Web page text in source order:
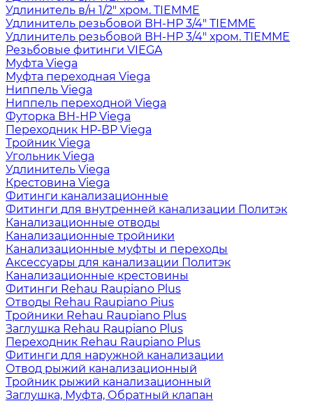
Удлинитель в/н 1/2" хром. TIEMME
Удлинитель резьбовой ВН-НР 3/4" TIEMME
Удлинитель резьбовой ВН-НР 3/4" хром. TIEMME
Резьбовые фитинги VIEGA
Муфта Viega
Муфта переходная Viega
Ниппель Viega
Ниппель переходной Viega
Футорка ВН-НР Viega
Переходник НР-ВР Viega
Тройник Viega
Угольник Viega
Удлинитель Viega
Крестовина Viega
Фитинги канализационные
Фитинги для внутренней канализации Политэк
Канализационные отводы
Канализационные тройники
Канализационные муфты и переходы
Аксессуары для канализации Политэк
Канализационные крестовины
Фитинги Rehau Raupiano Plus
Отводы Rehau Raupiano Pius
Тройники Rehau Raupiano Plus
Заглушка Rehau Raupiano Plus
Переходник Rehau Raupiano Plus
Фитинги для наружной канализации
Отвод рыжий канализационный
Тройник рыжий канализационный
Заглушка, Муфта, Обратный клапан